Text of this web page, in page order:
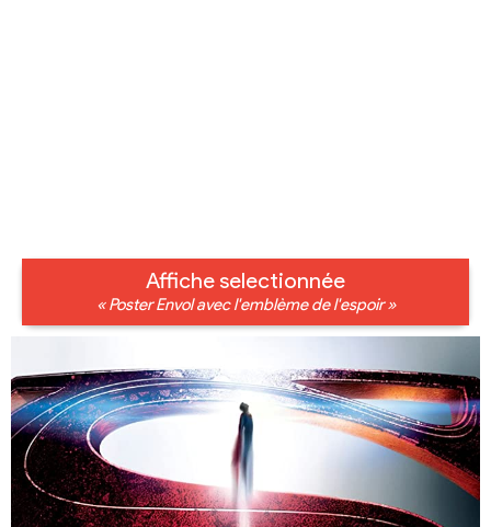
Affiche selectionnée
« Poster Envol avec l'emblème de l'espoir »